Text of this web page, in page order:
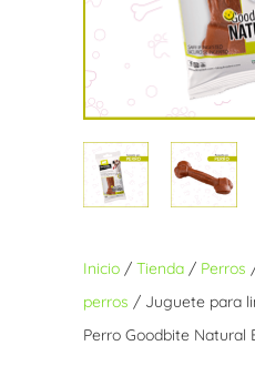
Inicio/ Tienda/ Perros
perros / Juguete para
Perro Goodbite